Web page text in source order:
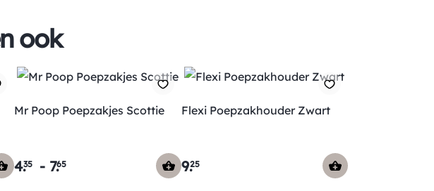
ook
Mr Poop Poepzakjes Scottie
4.35 - 7.65
Flexi Poepzakhouder Zwart
9.25